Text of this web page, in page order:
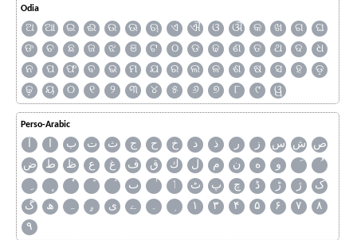
Odia
ଅ ଆ ଇ ଈ ଉ ଊ ଋ ଏ ଐ ଓ ଔ କ ଖ ଗ
ଘ
ଙ
ଚ ଛ ଜ ଝ ଞ ଟ ଠ ଡ ଢ ଣ ତ ଥ ଦ
ଧ
ନ
ପ ଫ ବ ଭ ମ ଯ ର ଲ ଳ ଶ ଷ ସ ହ
ଡ଼
ଢ଼
ୟ ୦ ୧ ୨ ୩ ୪ ୫ ୬ ୭ ୮ ୯ ୱ
Perso-Arabic
آ ا ب ت ث ج ح خ د ذ ر ز س ش ص
ض
ط ظ ع غ ف ق ك ل م ن ه
و
ٮ
ٲ ٹ پ چ ڈ ڑ ژ
ک
گ
ھ ہ ۄ ی ے ۔ ۱ ۳ ۴ ۵ ۶ ۷
۸
۹